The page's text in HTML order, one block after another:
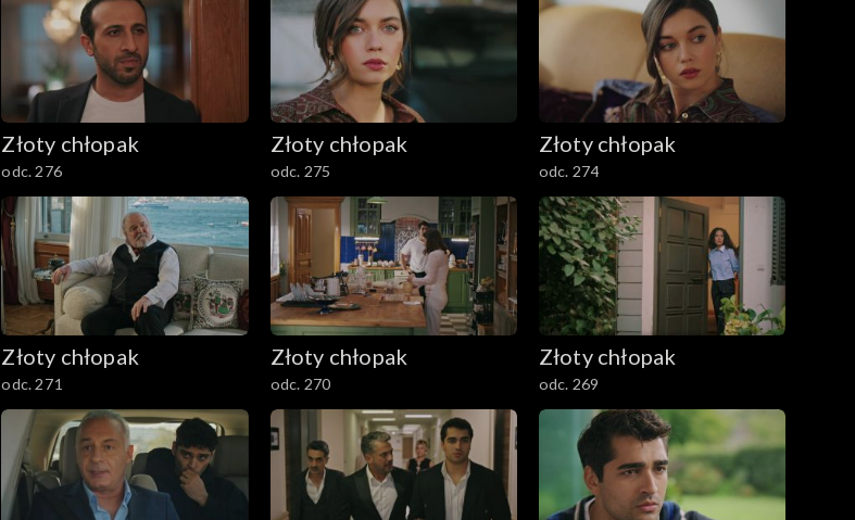
Złoty chłopak
odc. 276
Złoty chłopak
odc. 275
Złoty chłopak
odc. 274
Złoty chłopak
odc. 271
Złoty chłopak
odc. 270
Złoty chłopak
odc. 269